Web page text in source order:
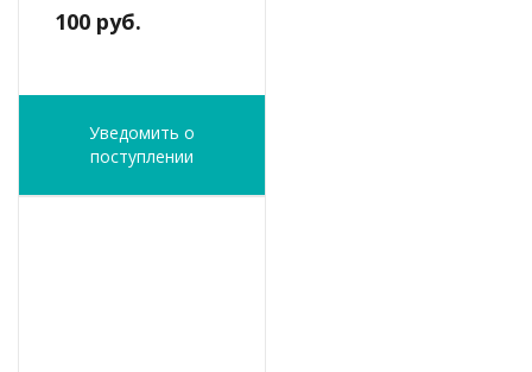
100 руб.
Уведомить о
поступлении